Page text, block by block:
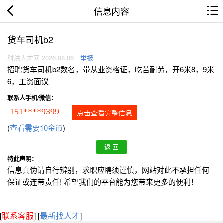
信息内容
货车司机b2
射洪人才网 2026.08.06 举报
招聘货车司机b2数名，带从业资格证，吃苦耐劳，开6米8，9米
6，工资面议
联系人手机/微信：
151****9399 点击查看完整信息
(查看需要10金币)
特此声明：
信息真伪请自行辨别，求职应聘须谨慎，网站对此不承担任何
保证或连带责任! 希望我们的平台能为您带来更多的便利！
[联系客服] [最新找人才]